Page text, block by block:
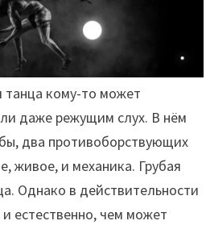
кому-то может
даже режущим слух. В нём
два противоборствующих
живое, и механика. Грубая
Однако в действительности
естественно, чем может